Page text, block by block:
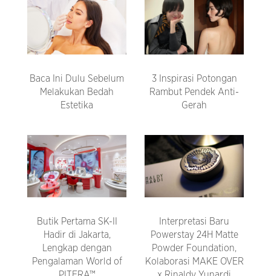
Baca Ini Dulu Sebelum
Melakukan Bedah
Estetika
3 Inspirasi Potongan
Rambut Pendek Anti-
Gerah
Butik Pertama SK-II
Hadir di Jakarta,
Lengkap dengan
Pengalaman World of
Interpretasi Baru
Powerstay 24H Matte
Powder Foundation,
Kolaborasi MAKE OVER